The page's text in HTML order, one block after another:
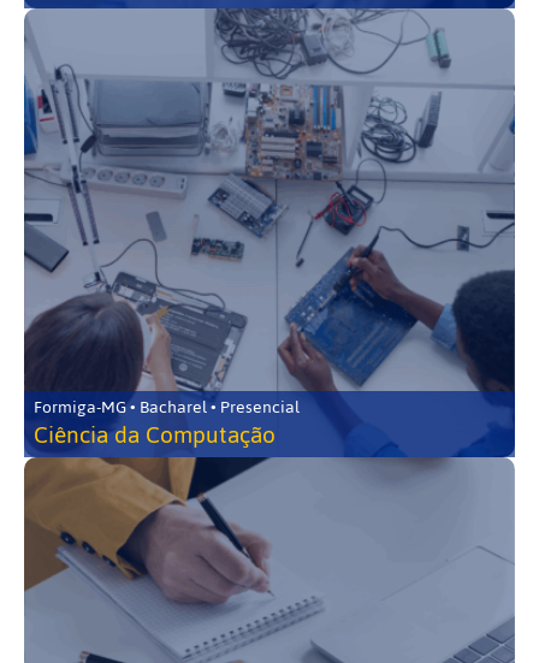
Formiga-MG • Bacharel • Presencial
Ciência da Computação